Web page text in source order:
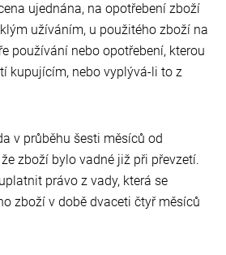
ujednána, na opotřebení zboží
užíváním, u použitého zboží na
používání nebo opotřebení, kterou
kupujícím, nebo vyplývá-li to z
v průběhu šesti měsíců od
zboží bylo vadné již při převzetí.
právo z vady, která se
zboží v době dvaceti čtyř měsíců